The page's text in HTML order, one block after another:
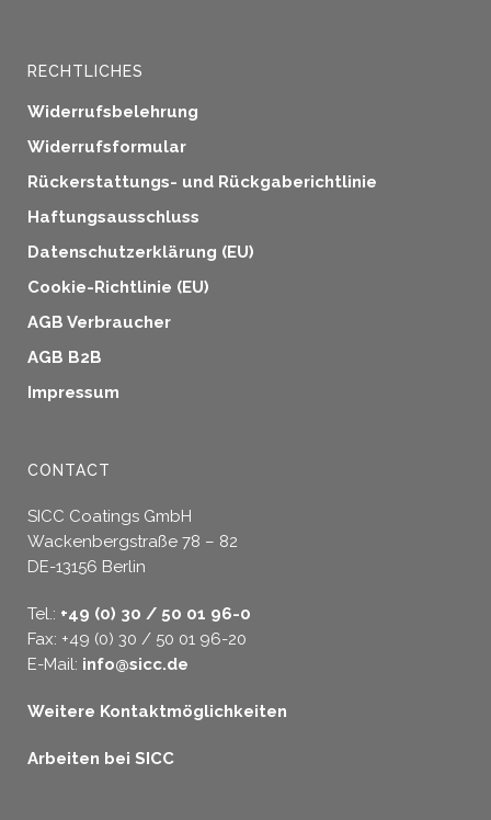
RECHTLICHES
Widerrufsbelehrung
Widerrufsformular
Rückerstattungs- und Rückgaberichtlinie
Haftungsausschluss
Datenschutzerklärung (EU)
Cookie-Richtlinie (EU)
AGB Verbraucher
AGB B2B
Impressum
CONTACT
SICC Coatings GmbH
Wackenbergstraße 78 – 82
DE-13156 Berlin
Tel.: +49 (0) 30 / 50 01 96-0
Fax: +49 (0) 30 / 50 01 96-20
E-Mail: info@sicc.de
Weitere Kontaktmöglichkeiten
Arbeiten bei SICC